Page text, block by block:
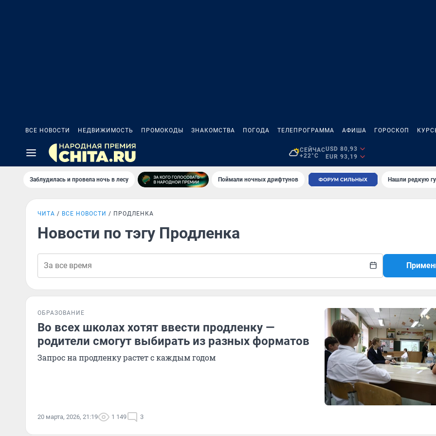
ВСЕ НОВОСТИ НЕДВИЖИМОСТЬ ПРОМОКОДЫ ЗНАКОМСТВА ПОГОДА ТЕЛЕПРОГРАММА АФИША ГОРОСКОП
СЕЙЧАС
+22°C
USD 80,93
EUR 93,19
Заблудилась и провела ночь в лесу Поймали ночных дрифтунов Нашли редкую
ЧИТА ВСЕ НОВОСТИ ПРОДЛЕНКА
Новости по тэгу Продленка
ОБРАЗОВАНИЕ
Во всех школах хотят ввести продленку —
родители смогут выбирать из разных форматов
Запрос на продленку растет с каждым годом
20 марта, 2026, 21:19 1 149 3